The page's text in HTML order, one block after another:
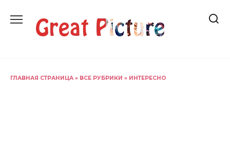
содержанию
ГЛАВНАЯ СТРАНИЦА » ВСЕ РУБРИКИ » ИНТЕРЕСНО